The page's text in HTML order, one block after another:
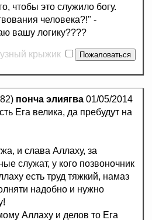
чтобы это служило богу.
человека?!" -
вашу логику????
крыжик
понча элиягва 01/05/2014
Ега велика, да пребудут на
и слава Аллаху, за
служат, у кого позвоночник
есть труд тяжкий, намаз
надобно и нужно
Аллаху и делов то Ега